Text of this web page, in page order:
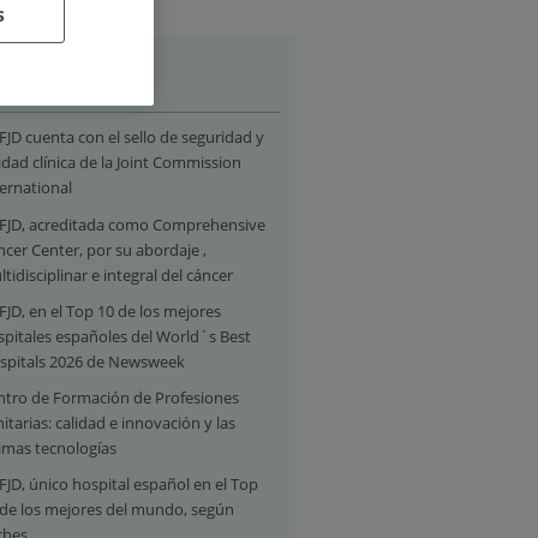
cuenta con el sello de seguridad y
clínica de la Joint Commission
acreditada como Comprehensive
Center, por su abordaje ,
e integral del cáncer
en el Top 10 de los mejores
españoles del World´s Best
2026 de Newsweek
de Formación de Profesiones
calidad e innovación y las
tecnologías
único hospital español en el Top
los mejores del mundo, según